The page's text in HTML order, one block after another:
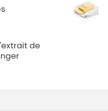
de